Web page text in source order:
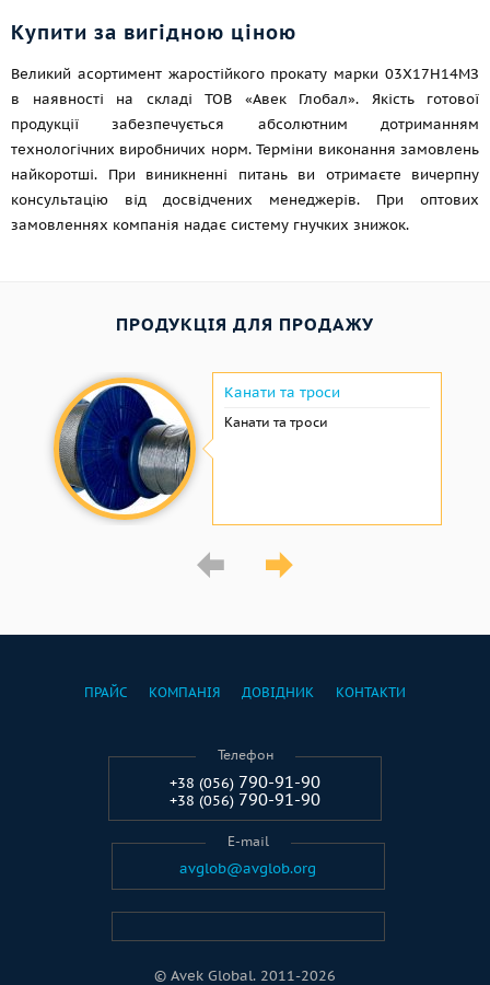
Купити за вигідною ціною
Великий асортимент жаростійкого прокату марки 03Х17Н14МЗ
в наявності на складі ТОВ «Авек Глобал». Якість готової
продукції забезпечується абсолютним дотриманням
технологічних виробничих норм. Терміни виконання замовлень
найкоротші. При виникненні питань ви отримаєте вичерпну
консультацію від досвідчених менеджерів. При оптових
замовленнях компанія надає систему гнучких знижок.
ПРОДУКЦІЯ ДЛЯ ПРОДАЖУ
Канати та троси
Канати та троси
© Avek Global. 2011-2026
ПРАЙС КОМПАНІЯ ДОВІДНИК КОНТАКТИ
Телефон
+38 (056) 790-91-90
+38 (056) 790-91-90
E-mail
avglob@avglob.org